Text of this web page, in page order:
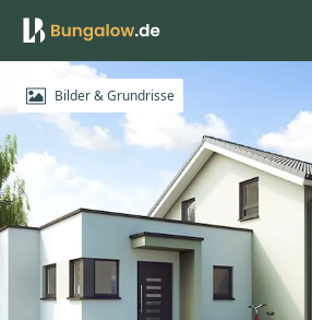
Anmelden
Bilder & Grundrisse